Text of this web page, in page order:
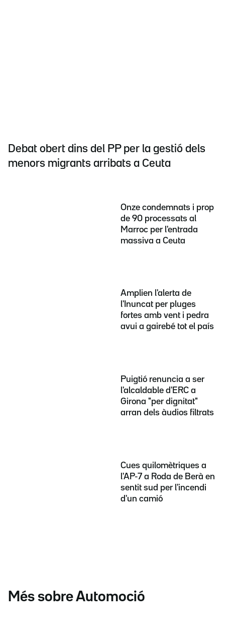
Debat obert dins del PP per la gestió dels
menors migrants arribats a Ceuta
Onze condemnats i prop
de 90 processats al
Marroc per l'entrada
massiva a Ceuta
Amplien l'alerta de
l'Inuncat per pluges
fortes amb vent i pedra
avui a gairebé tot el país
Puigtió renuncia a ser
l'alcaldable d'ERC a
Girona "per dignitat"
arran dels àudios filtrats
Cues quilomètriques a
l'AP-7 a Roda de Berà en
sentit sud per l'incendi
d'un camió
Més sobre Automoció